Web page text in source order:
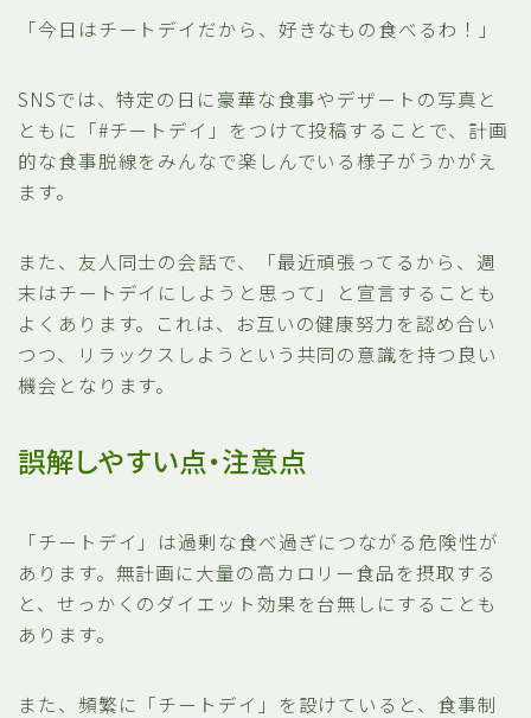
「今日はチートデイだから、好きなもの食べるわ！」
SNSでは、特定の日に豪華な食事やデザートの写真と
ともに「#チートデイ」をつけて投稿することで、計画
的な食事脱線をみんなで楽しんでいる様子がうかがえ
ます。
また、友人同士の会話で、「最近頑張ってるから、週
末はチートデイにしようと思って」と宣言することも
よくあります。これは、お互いの健康努力を認め合い
つつ、リラックスしようという共同の意識を持つ良い
機会となります。
誤解しやすい点・注意点
「チートデイ」は過剰な食べ過ぎにつながる危険性が
あります。無計画に大量の高カロリー食品を摂取する
と、せっかくのダイエット効果を台無しにすることも
あります。
また、頻繁に「チートデイ」を設けていると、食事制